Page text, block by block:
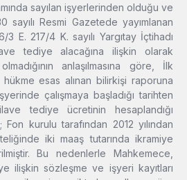
sayılan işyerlerinden olduğu ve
sayılı Resmi Gazetede yayımlanan
E. 217/4 K. sayılı Yargıtay İçtihadı
tediye alacağına ilişkin olarak
anlaşılmasına göre, İlk
esas alınan bilirkişi raporuna
çalışmaya başladığı tarihten
tediye ücretinin hesaplandığı
Fon kurulu tarafından 2012 yılından
iki maaş tutarında ikramiye
Bu nedenlerle Mahkemece,
ilişkin sözleşme ve işyeri kayıtları